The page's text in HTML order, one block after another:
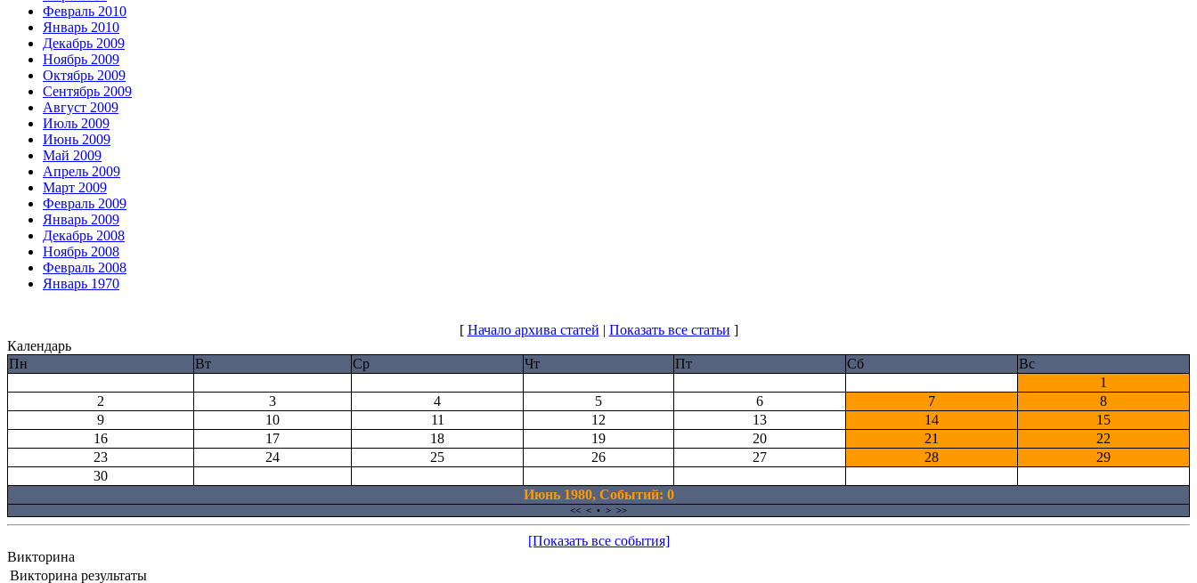
Февраль 2010
Январь 2010
Декабрь 2009
Ноябрь 2009
Октябрь 2009
Сентябрь 2009
Август 2009
Июль 2009
Июнь 2009
Май 2009
Апрель 2009
Март 2009
Февраль 2009
Январь 2009
Декабрь 2008
Ноябрь 2008
Февраль 2008
Январь 1970
[ Начало архива статей | Показать все статьи ]
Календарь
Пн
Вт Ср Чт Пт Сб
Вс
1
2
3 4 5 6 7
8
9
10 11 12 13 14
15
16
17 18 19 20 21
22
23
24 25 26 27 28
29
30
Июнь 1980, Cобытий: 0
<< < • > >>
[Показать все события]
Викторина
Викторина результаты